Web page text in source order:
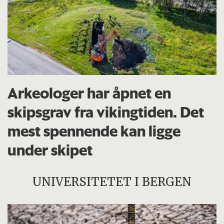
Arkeologer har åpnet en
skipsgrav fra vikingtiden. Det
mest spennende kan ligge
under skipet
UNIVERSITETET I BERGEN